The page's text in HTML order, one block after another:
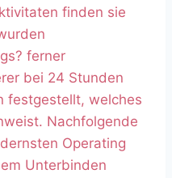
finden sie
ferner
bei 24 Stunden
festgestellt, welches
Nachfolgende
Operating
Unterbinden